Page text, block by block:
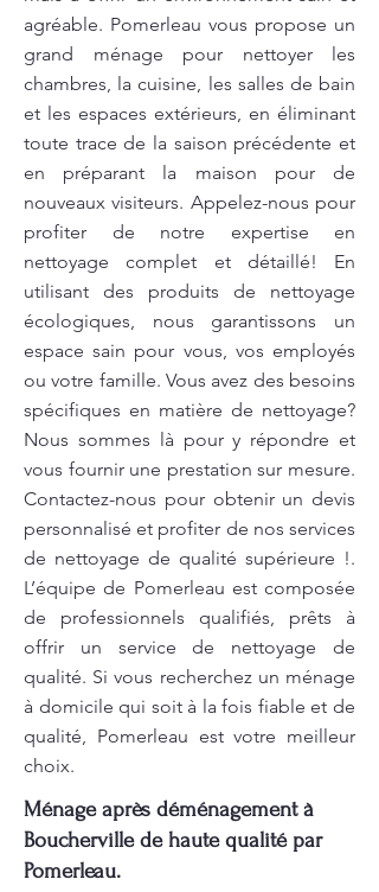
agréable. Pomerleau vous propose un
grand ménage pour nettoyer les
chambres, la cuisine, les salles de bain
et les espaces extérieurs, en éliminant
toute trace de la saison précédente et
en préparant la maison pour de
nouveaux visiteurs. Appelez-nous pour
profiter de notre expertise en
nettoyage complet et détaillé! En
utilisant des produits de nettoyage
écologiques, nous garantissons un
espace sain pour vous, vos employés
ou votre famille. Vous avez des besoins
spécifiques en matière de nettoyage?
Nous sommes là pour y répondre et
vous fournir une prestation sur mesure.
Contactez-nous pour obtenir un devis
personnalisé et profiter de nos services
de nettoyage de qualité supérieure !.
L’équipe de Pomerleau est composée
de professionnels qualifiés, prêts à
offrir un service de nettoyage de
qualité. Si vous recherchez un ménage
à domicile qui soit à la fois fiable et de
qualité, Pomerleau est votre meilleur
choix.
Ménage après déménagement à
Boucherville de haute qualité par
Pomerleau.